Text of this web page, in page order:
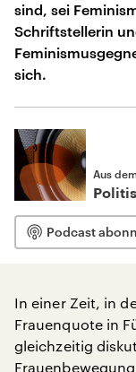
sind, sei
Schriftstellerin
sich.
Aus
Podcast
In einer Zeit, in
Frauenquote in
gleichzeitig